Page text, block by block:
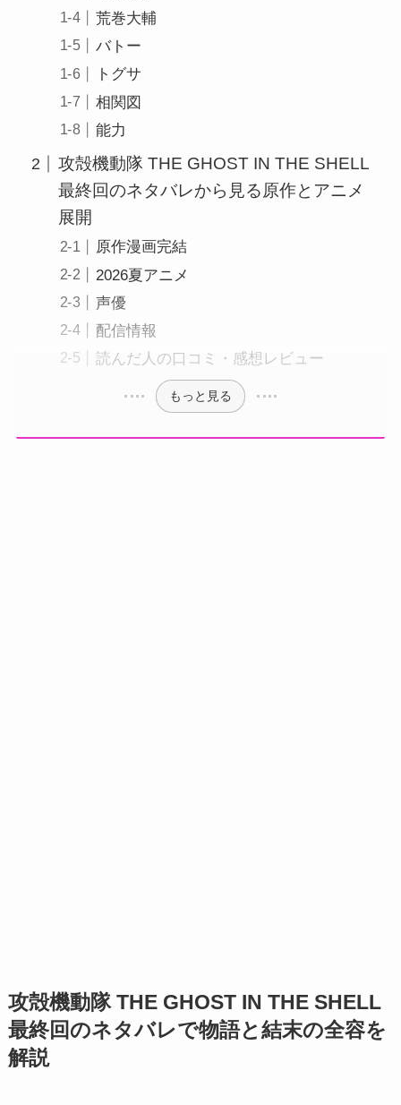
荒巻大輔
バトー
トグサ
相関図
能力
攻殻機動隊 THE GHOST IN THE SHELL
最終回のネタバレから見る原作とアニメ
展開
原作漫画完結
2026夏アニメ
声優
配信情報
読んだ人の口コミ・感想レビュー
もっと見る
攻殻機動隊 THE GHOST IN THE SHELL
最終回のネタバレで物語と結末の全容を
解説